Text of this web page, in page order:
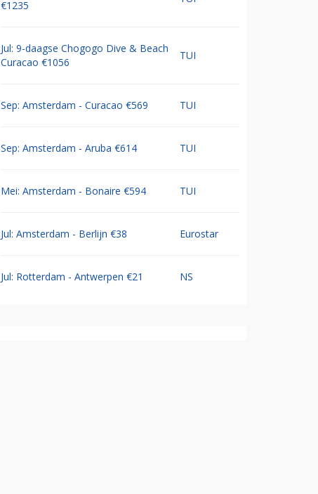
€1235
Jul: 9-daagse Chogogo Dive & Beach
Curacao €1056
TUI
Sep: Amsterdam - Curacao €569 TUI
Sep: Amsterdam - Aruba €614 TUI
Mei: Amsterdam - Bonaire €594 TUI
Jul: Amsterdam - Berlijn €38 Eurostar
Jul: Rotterdam - Antwerpen €21 NS